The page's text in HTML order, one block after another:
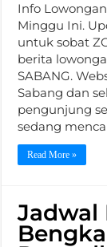
Info
Minggu Ini.
untuk sobat
berita
SABANG.
Sabang dan
pengunjung
sedang
Read More »
Jadwal